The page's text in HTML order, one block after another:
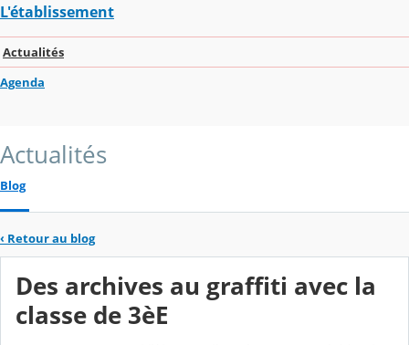
L'établissement
Actualités
Agenda
Actualités
Blog
‹ Retour au blog
Des archives au graffiti avec la
classe de 3èE